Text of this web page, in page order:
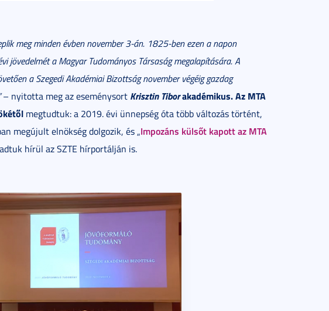
meg minden évben november 3-án. 1825-ben ezen a napon
jövedelmét a Magyar Tudományos Társaság megalapítására. A
a Szegedi Akadémiai Bizottság november végéig gazdag
– nyitotta meg az eseménysort Krisztin Tiborakadémikus. Az MTA
megtudtuk: a 2019. évi ünnepség óta több változás történt,
megújult elnökség dolgozik, és „Impozáns külsőt kapott az MTA
hírül az SZTE hírportálján is.